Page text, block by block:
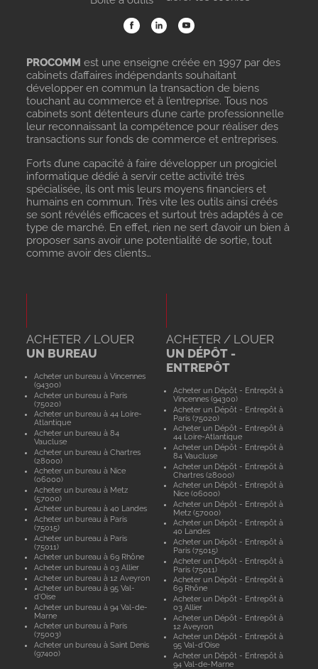
PROCOMM est une enseigne créée en 1997 par des
cabinets d’affaires indépendants souhaitant
développer en commun la transaction de biens
touchant au commerce et à l’entreprise. Tous nos
cabinets sont détenteurs d’une carte professionnelle
leur reconnaissant la compétence pour réaliser des
transactions sur fonds de commerce et entreprises.
Forts d’une capacité à faire développer un progiciel
informatique dédié à servir cette activité très
spécialisée, ils ont mis leurs moyens financiers et
humains en commun. Très vite les outils ainsi créés
se sont révélés efficaces et surtout très adaptés à ce
type de marché. En effet, rien ne sert d’avoir un bien à
proposer sans avoir une potentialité de sortie, tout
comme avoir des clients…
ACHETER / LOUER
UN BUREAU
Acheter un bureau à Vincennes
(94300)
Acheter un bureau à Paris
(75020)
Acheter un bureau à 44 Loire-
Atlantique
Acheter un bureau à 84
Vaucluse
Acheter un bureau à Chartres
(28000)
Acheter un bureau à Nice
(06000)
Acheter un bureau à Metz
(57000)
Acheter un bureau à 40 Landes
Acheter un bureau à Paris
(75015)
Acheter un bureau à Paris
(75011)
Acheter un bureau à 69 Rhône
Acheter un bureau à 03 Allier
Acheter un bureau à 12 Aveyron
Acheter un bureau à 95 Val-
d'Oise
Acheter un bureau à 94 Val-de-
Marne
Acheter un bureau à Paris
(75003)
Acheter un bureau à Saint Denis
(97400)
ACHETER / LOUER
UN DÉPÔT -
ENTREPÔT
Acheter un Dépôt - Entrepôt à
Vincennes (94300)
Acheter un Dépôt - Entrepôt à
Paris (75020)
Acheter un Dépôt - Entrepôt à
44 Loire-Atlantique
Acheter un Dépôt - Entrepôt à
84 Vaucluse
Acheter un Dépôt - Entrepôt à
Chartres (28000)
Acheter un Dépôt - Entrepôt à
Nice (06000)
Acheter un Dépôt - Entrepôt à
Metz (57000)
Acheter un Dépôt - Entrepôt à
40 Landes
Acheter un Dépôt - Entrepôt à
Paris (75015)
Acheter un Dépôt - Entrepôt à
Paris (75011)
Acheter un Dépôt - Entrepôt à
69 Rhône
Acheter un Dépôt - Entrepôt à
03 Allier
Acheter un Dépôt - Entrepôt à
12 Aveyron
Acheter un Dépôt - Entrepôt à
95 Val-d'Oise
Acheter un Dépôt - Entrepôt à
94 Val-de-Marne